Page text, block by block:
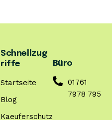
Schnellzug
riffe
Startseite
Blog
Kaeuferschutz
Büro
01761
7978 795